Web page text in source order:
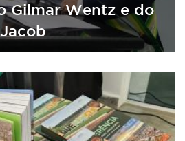
Gilmar Wentz e do